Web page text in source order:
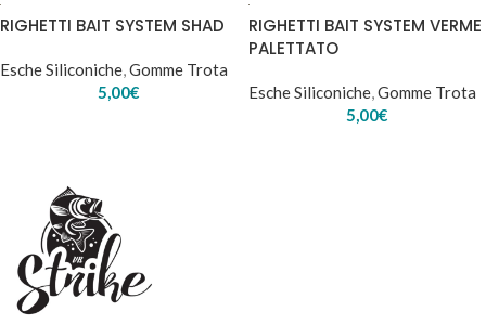
RIGHETTI BAIT SYSTEM SHAD
Esche Siliconiche,Gomme Trota
5,00€
RIGHETTI BAIT SYSTEM VERME
PALETTATO
Esche Siliconiche,Gomme Trota
5,00€